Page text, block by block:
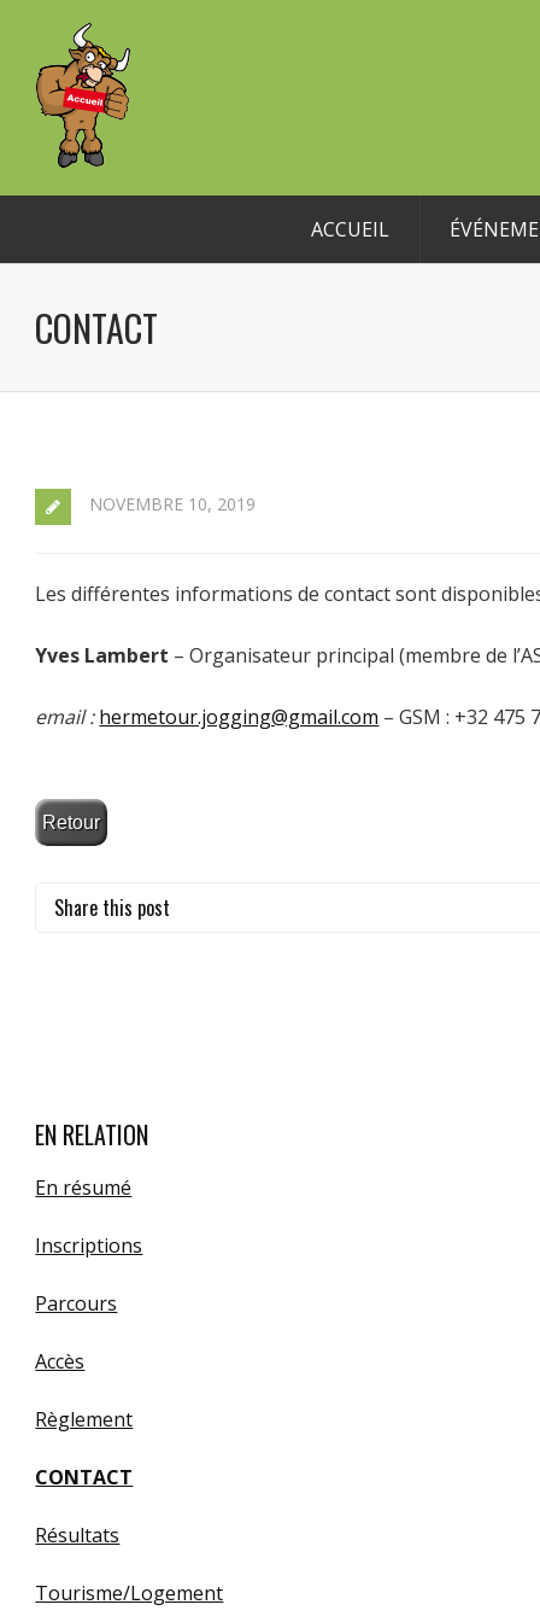
ACCUEIL
CONTACT
NOVEMBRE 10, 2019
Les différentes informations de contact sont
Yves Lambert – Organisateur principal (membre de
email : hermetour.jogging@gmail.com – GSM : +32 475
Share this post
EN RELATION
En résumé
Inscriptions
Parcours
Accès
Règlement
CONTACT
Résultats
Tourisme/Logement